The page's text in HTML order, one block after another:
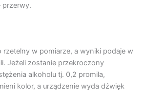
przerwy.
rzetelny w pomiarze, a wyniki podaje w
Jeżeli zostanie przekroczony
alkoholu tj. 0,2 promila,
kolor, a urządzenie wyda dźwięk